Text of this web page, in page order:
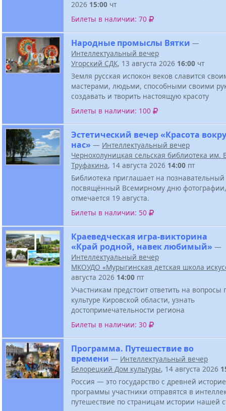
2026 15:00 чт
Билеты в наличии: 70
Народные промыслы Вятки —
Интеллектуальный вечер
Угорский СДК, 13 августа 2026 16:00 чт
Земля русская испокон веков славится
мастерами, людьми, способными своими
создавать и творить настоящую красоту
Билеты в наличии: 100
Эстетический вечер «Красота
нас» — Интеллектуальный вечер
Чернохолуницкая сельская библиотека им.
Труфакина, 14 августа 2026 14:00 пт
Библиотека приглашает на познавательный
посвящённый Всемирному дню
отмечается 19 августа.
Билеты в наличии: 50
Краеведческая игра-викторина
«Край родной, навек любимый» —
Интеллектуальный вечер
МКОУДО «Мурыгинская детская школа
августа 2026 14:00 пт
Участникам предстоит ответить на вопросы
культуре Кировской области, узнать
достопримечательности региона
Билеты в наличии: 30
Программа. Путешествие во
времени — Интеллектуальный вечер
Белорецкий Дом культуры, 14 августа 2026
Россия — это государство с древней
программы участники отправятся в
путешествие по страницам истории нашей